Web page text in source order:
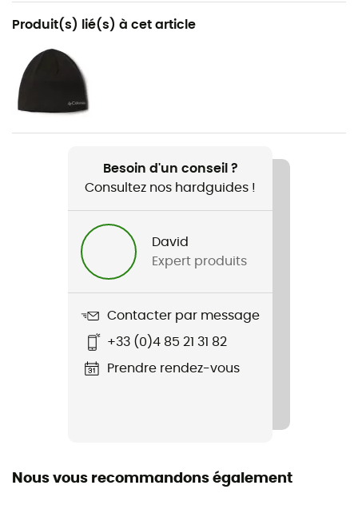
Recommandé pour
Raquettes à neige / Lifestyle / Sports d'hiver
Genre
Enfant
Poids
Nom du produit
Bugaboot Celsius
Technologies utilisées
Omni-Heat™ Reflective / Omni-Tech™
Imperméabilité
Semelle intérieure amovible
Semelle extérieure
Produit(s) lié(s) à cet article
Besoin d'un conseil ?
Consultez nos hardguides !
David
Expert produits
Contacter par message
+33 (0)4 85 21 31 82
Prendre rendez-vous
Nous vous recommandons également